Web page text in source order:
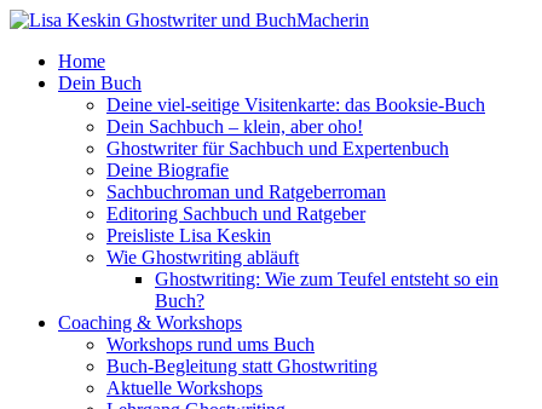
Home
Dein Buch
Deine viel-seitige Visitenkarte: das Booksie-Buch
Dein Sachbuch – klein, aber oho!
Ghostwriter für Sachbuch und Expertenbuch
Deine Biografie
Sachbuchroman und Ratgeberroman
Editoring Sachbuch und Ratgeber
Preisliste Lisa Keskin
Wie Ghostwriting abläuft
Ghostwriting: Wie zum Teufel entsteht so ein
Buch?
Coaching & Workshops
Workshops rund ums Buch
Buch-Begleitung statt Ghostwriting
Aktuelle Workshops